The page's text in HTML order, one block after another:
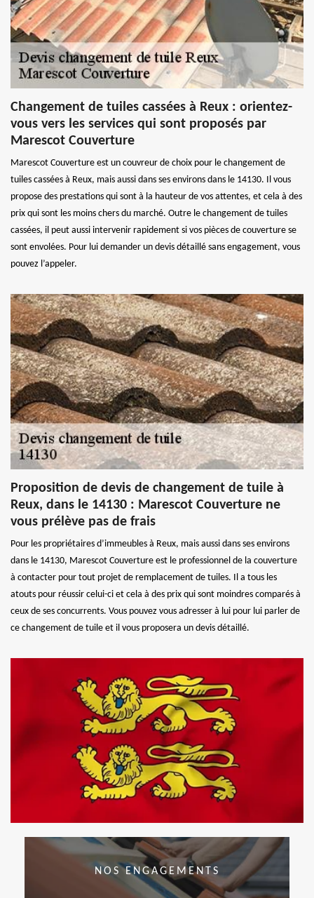
Changement de tuiles cassées à Reux : orientez-
vous vers les services qui sont proposés par
Marescot Couverture
Marescot Couverture est un couvreur de choix pour le changement de
tuiles cassées à Reux, mais aussi dans ses environs dans le 14130. Il vous
propose des prestations qui sont à la hauteur de vos attentes, et cela à des
prix qui sont les moins chers du marché. Outre le changement de tuiles
cassées, il peut aussi intervenir rapidement si vos pièces de couverture se
sont envolées. Pour lui demander un devis détaillé sans engagement, vous
pouvez l’appeler.
Proposition de devis de changement de tuile à
Reux, dans le 14130 : Marescot Couverture ne
vous prélève pas de frais
Pour les propriétaires d’immeubles à Reux, mais aussi dans ses environs
dans le 14130, Marescot Couverture est le professionnel de la couverture
à contacter pour tout projet de remplacement de tuiles. Il a tous les
atouts pour réussir celui-ci et cela à des prix qui sont moindres comparés à
ceux de ses concurrents. Vous pouvez vous adresser à lui pour lui parler de
ce changement de tuile et il vous proposera un devis détaillé.
NOS ENGAGEMENTS